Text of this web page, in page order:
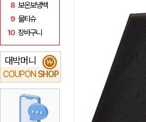
8 보온보냉백
9 물티슈
10 장바구니
대박머니
COUPON SHOP
₩